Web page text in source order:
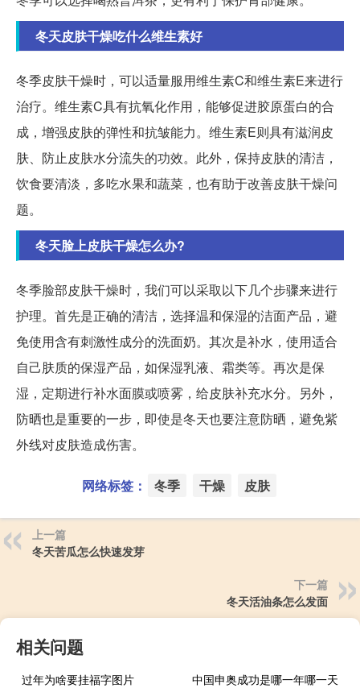
冬天皮肤干燥吃什么维生素好
冬季皮肤干燥时，可以适量服用维生素C和维生素E来进行
治疗。维生素C具有抗氧化作用，能够促进胶原蛋白的合
成，增强皮肤的弹性和抗皱能力。维生素E则具有滋润皮
肤、防止皮肤水分流失的功效。此外，保持皮肤的清洁，
饮食要清淡，多吃水果和蔬菜，也有助于改善皮肤干燥问
题。
冬天脸上皮肤干燥怎么办?
冬季脸部皮肤干燥时，我们可以采取以下几个步骤来进行
护理。首先是正确的清洁，选择温和保湿的洁面产品，避
免使用含有刺激性成分的洗面奶。其次是补水，使用适合
自己肤质的保湿产品，如保湿乳液、霜类等。再次是保
湿，定期进行补水面膜或喷雾，给皮肤补充水分。另外，
防晒也是重要的一步，即使是冬天也要注意防晒，避免紫
外线对皮肤造成伤害。
网络标签： 冬季 干燥 皮肤
上一篇
冬天苦瓜怎么快速发芽
下一篇
冬天活油条怎么发面
相关问题
过年为啥要挂福字图片
中国申奥成功是哪一年哪一天